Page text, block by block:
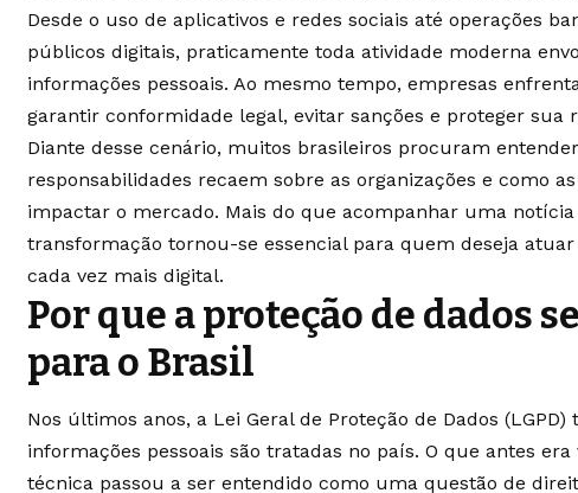
Desde o uso de aplicativos e redes sociais até operações
públicos digitais, praticamente toda atividade moderna
informações pessoais. Ao mesmo tempo, empresas
garantir conformidade legal, evitar sanções e proteger sua
Diante desse cenário, muitos brasileiros procuram
responsabilidades recaem sobre as organizações e como
impactar o mercado. Mais do que acompanhar uma
transformação tornou-se essencial para quem deseja
cada vez mais digital.
Por que a proteção de dados
para o Brasil
Nos últimos anos, a Lei Geral de Proteção de Dados
informações pessoais são tratadas no país. O que antes
técnica passou a ser entendido como uma questão de